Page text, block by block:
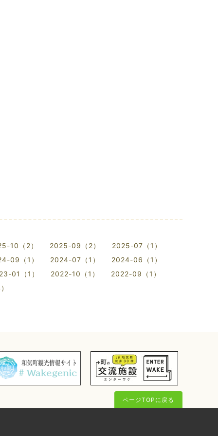
10（2） 2025-09（2）
2025-07（1）
09（1） 2024-07（1）
2024-06（1）
01（1） 2022-10（1）
2022-09（1）
ページTOPに戻る